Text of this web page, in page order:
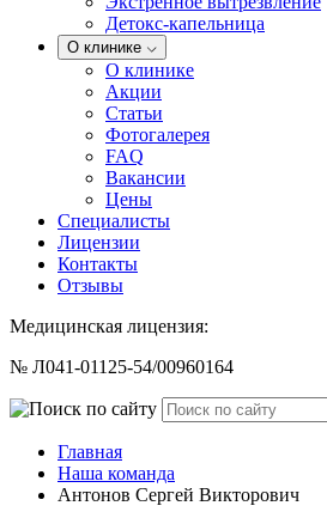
Детокс-капельница
О клинике
О клинике
Акции
Статьи
Фотогалерея
FAQ
Вакансии
Цены
Специалисты
Лицензии
Контакты
Отзывы
Медицинская лицензия:
№ Л041-01125-54/00960164
Главная
Наша команда
Антонов Сергей Викторович